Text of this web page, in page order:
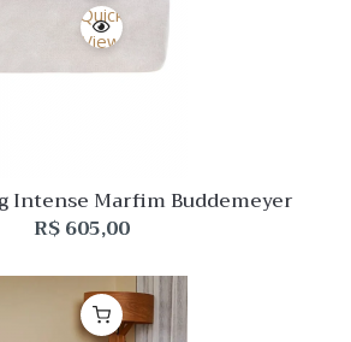
Quick
View
Intense Marfim Buddemeyer
R$605,00